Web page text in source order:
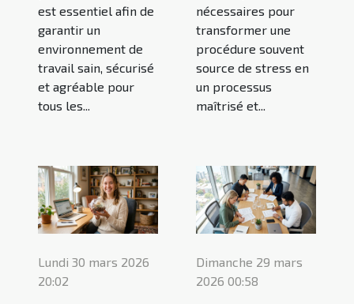
est essentiel afin de
garantir un
environnement de
travail sain, sécurisé
et agréable pour
tous les...
nécessaires pour
transformer une
procédure souvent
source de stress en
un processus
maîtrisé et...
Lundi 30 mars 2026
20:02
Dimanche 29 mars
2026 00:58